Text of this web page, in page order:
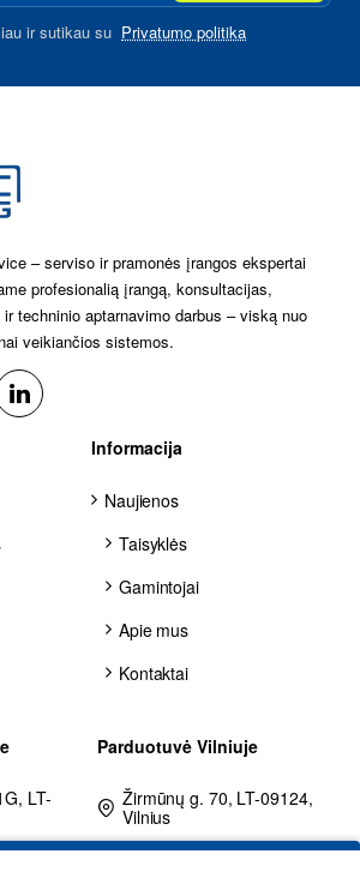
ir sutikau su Privatumo politika
– serviso ir pramonės įrangos ekspertai
profesionalią įrangą, konsultacijas,
techninio aptarnavimo darbus – viską nuo
veikiančios sistemos.
Informacija
Naujienos
Taisyklės
Gamintojai
Apie mus
Kontaktai
LT-
Parduotuvė Vilniuje
Žirmūnų g. 70, LT-09124,
Vilnius